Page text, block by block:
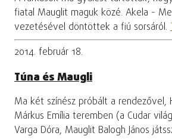
fiatal Mauglit maguk közé. Akela -
vezetésével döntöttek a fiú sorsáról.
2014. február 18.
Túna és Maugli
Ma két színész próbált a rendezővel,
Márkus Emília teremben (a Cudar
Varga Dóra, Mauglit Balogh János